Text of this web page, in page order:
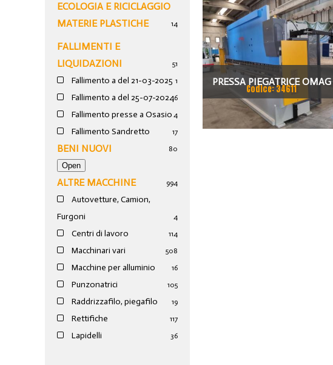
ECOLOGIA E RICICLAGGIO
MATERIE PLASTICHE
14
FALLIMENTI E
LIQUIDAZIONI
51
Fallimento a del 21-03-2025 1
Fallimento a del 25-07-20246
Fallimento presse a Osasio 4
Fallimento Sandretto 17
BENI NUOVI 80
ALTRE MACCHINE 994
Autovetture, Camion,
Furgoni
4
Centri di lavoro 114
Macchinari vari 508
Macchine per alluminio 16
Punzonatrici 105
Raddrizzafilo, piegafilo 19
Rettifiche 117
Lapidelli 36
PRESSA PIEGATRICE OMAG
EPB 10036100 TON X 4MT
Codice: 34611